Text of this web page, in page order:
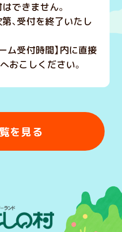
できません。
、受付を終了いたし
ム受付時間】内に直接
おこしください。
を見る